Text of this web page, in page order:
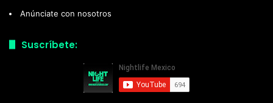
Anúnciate con nosotros
Suscríbete: